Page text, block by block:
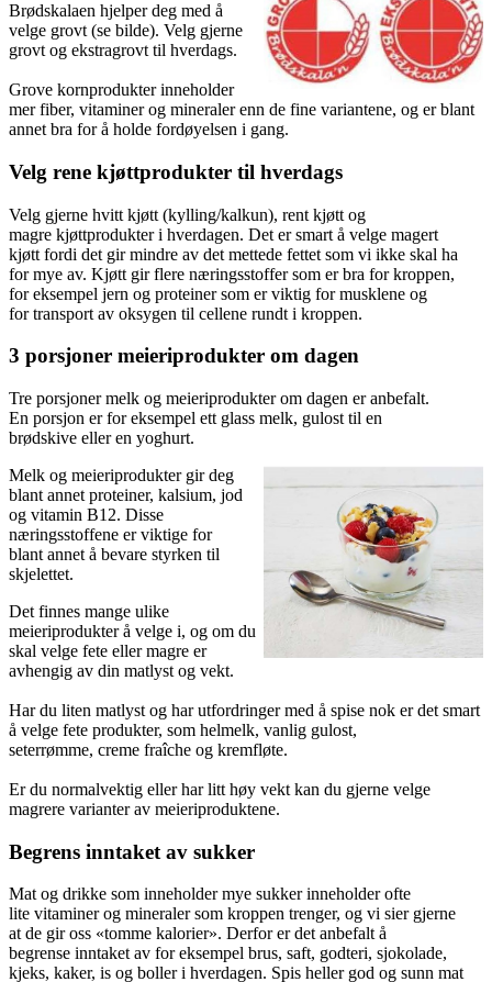
Brødskalaen hjelper deg med å
velge grovt (se bilde). Velg gjerne
grovt og ekstragrovt til hverdags.
Grove kornprodukter inneholder
mer fiber, vitaminer og mineraler enn de fine variantene, og er blant
annet bra for å holde fordøyelsen i gang.
Velg rene kjøttprodukter til hverdags
Velg gjerne hvitt kjøtt (kylling/kalkun), rent kjøtt og
magre kjøttprodukter i hverdagen. Det er smart å velge magert
kjøtt fordi det gir mindre av det mettede fettet som vi ikke skal ha
for mye av. Kjøtt gir flere næringsstoffer som er bra for kroppen,
for eksempel jern og proteiner som er viktig for musklene og
for transport av oksygen til cellene rundt i kroppen.
3 porsjoner meieriprodukter om dagen
Tre porsjoner melk og meieriprodukter om dagen er anbefalt.
En porsjon er for eksempel ett glass melk, gulost til en
brødskive eller en yoghurt.
Melk og meieriprodukter gir deg
blant annet proteiner, kalsium, jod
og vitamin B12. Disse
næringsstoffene er viktige for
blant annet å bevare styrken til
skjelettet.
Det finnes mange ulike
meieriprodukter å velge i, og om du
skal velge fete eller magre er
avhengig av din matlyst og vekt.
Har du liten matlyst og har utfordringer med å spise nok er det smart
å velge fete produkter, som helmelk, vanlig gulost,
seterrømme, creme fraîche og kremfløte.
Er du normalvektig eller har litt høy vekt kan du gjerne velge
magrere varianter av meieriproduktene.
Begrens inntaket av sukker
Mat og drikke som inneholder mye sukker inneholder ofte
lite vitaminer og mineraler som kroppen trenger, og vi sier gjerne
at de gir oss «tomme kalorier». Derfor er det anbefalt å
begrense inntaket av for eksempel brus, saft, godteri, sjokolade,
kjeks, kaker, is og boller i hverdagen. Spis heller god og sunn mat